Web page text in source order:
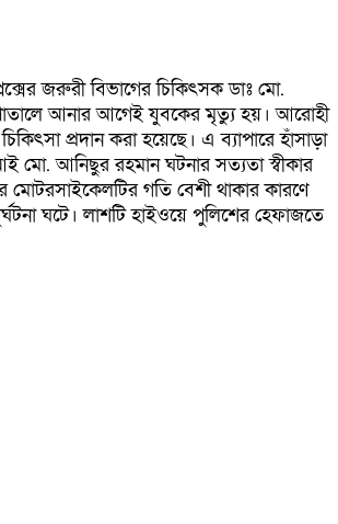
জরুরী বিভাগের চিকিৎসক ডাঃ মো.
আনার আগেই যুবকের মৃত্যু হয়। আরোহী
প্রদান করা হয়েছে। এ ব্যাপারে হাঁসাড়া
মো. আনিছুর রহমান ঘটনার সত্যতা স্বীকার
গতি বেশী থাকার কারণে
ঘটে। লাশটি হাইওয়ে পুলিশের হেফাজতে